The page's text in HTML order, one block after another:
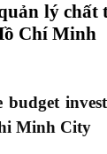
lý chất
Chí Minh
budget
Minh City